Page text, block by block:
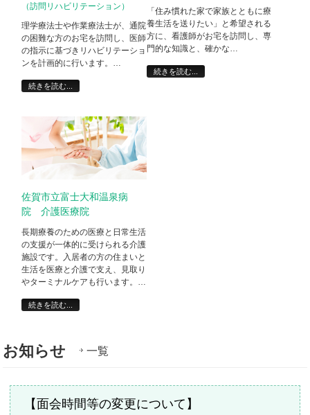
（訪問リハビリテーション）
理学療法士や作業療法士が、通院
の困難な方のお宅を訪問し、医師
の指示に基づきリハビリテーショ
ンを計画的に行います。…
続きを読む...
「住み慣れた家で家族とともに療
養生活を送りたい」と希望される
方に、看護師がお宅を訪問し、専
門的な知識と、確かな…
続きを読む...
佐賀市立富士大和温泉病
院 介護医療院
長期療養のための医療と日常生活
の支援が一体的に受けられる介護
施設です。入居者の方の住まいと
生活を医療と介護で支え、見取り
やターミナルケアも行います。…
続きを読む...
お知らせ 一覧
【面会時間等の変更について】